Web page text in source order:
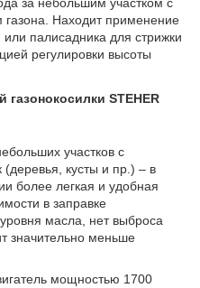
за небольшим участком с
Находит применение
или палисадника для стрижки
регулировки высоты
газонокосилки STEHER
участков с
кусты и пр.) – в
более легкая и удобная
в заправке
масла, нет выброса
значительно меньше
мощностью 1700